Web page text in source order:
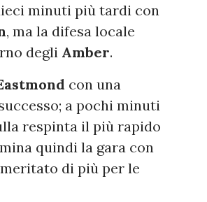
minuti più tardi con
, ma la difesa locale
degli Amber.
con una
a pochi minuti
respinta il più rapido
quindi la gara con
di più per le